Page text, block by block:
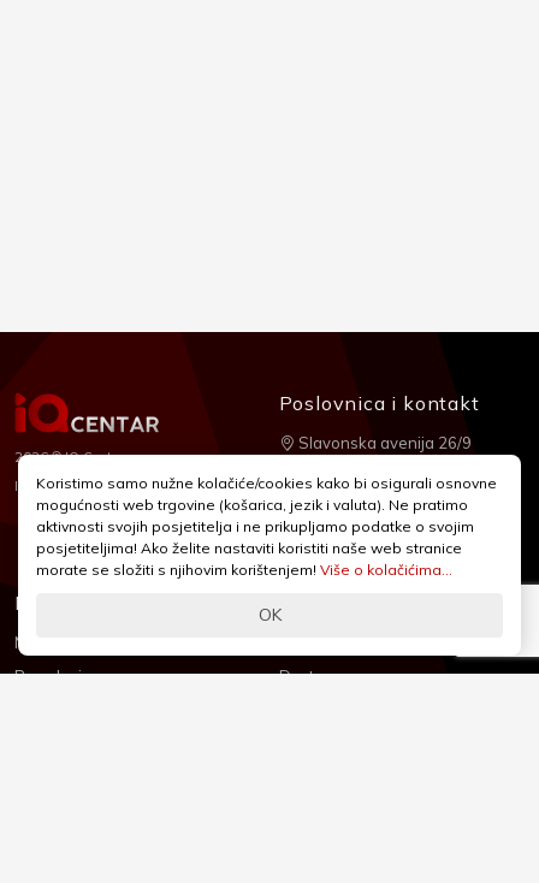
2026 © IQ Centar
Izrada:Nubilus
Informacije
Novosti & Promocije
Brandovi
Podrška
Dostava
Poslovnica i kontakt
Slavonska avenija 26/9
+385 1 2455 950
webshop@iqcentar.hr
Pon - Pet od 9 - 17h
Koristimo samo nužne kolačiće/cookies kako bi osigurali osnovne
mogućnosti web trgovine (košarica, jezik i valuta). Ne pratimo
aktivnosti svojih posjetitelja i ne prikupljamo podatke o svojim
posjetiteljima! Ako želite nastaviti koristiti naše web stranice
morate se složiti s njihovim korištenjem! Više o kolačićima...
OK